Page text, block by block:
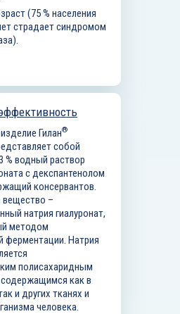
(75 % населения
страдает синдромом
Гилан®
собой
% водный раствор
с декспантенолом
консервантов.
–
натрия гиалуронат,
методом
ферментации. Натрия
полисахаридным
как в
и других тканях и
человека.